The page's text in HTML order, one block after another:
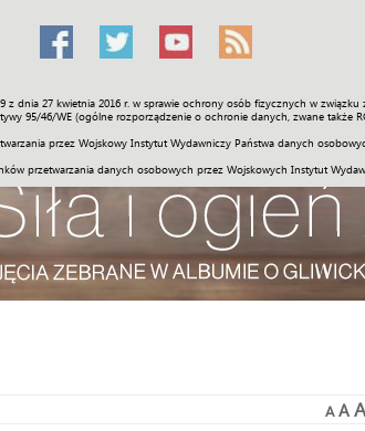
z dnia 27 kwietnia 2016 r. w sprawie ochrony osób fizycznych w
95/46/WE (ogólne rozporządzenie o ochronie danych, zwane także
przez Wojskowy Instytut Wydawniczy Państwa danych
przetwarzania danych osobowych przez Wojskowych Instytut
Sport Historia Galerie Wideo
A A A